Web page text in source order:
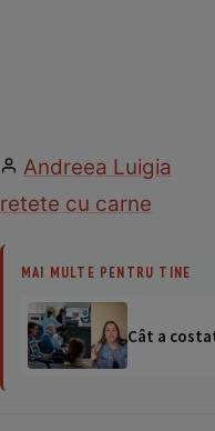
Andreea Luigia
retete cu carne
MAI MULTE PENTRU TINE
Cât a